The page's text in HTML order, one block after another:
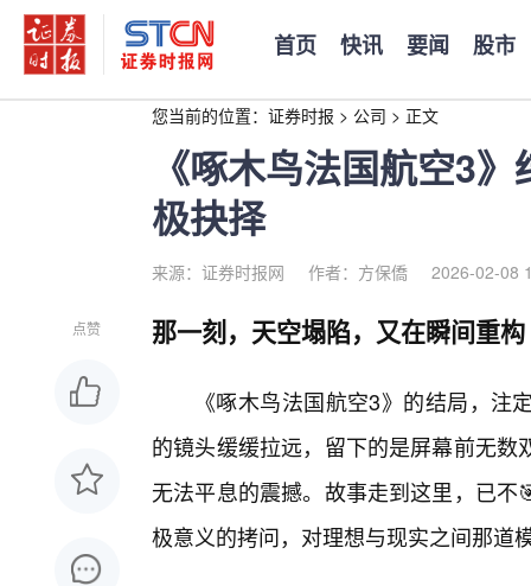
首页 快讯 要闻 股市
您当前的位置： 证券时报 > 公司 > 正文
《啄木鸟法国航空3
极抉择
来源：证券时报网 作者：方保僑 2026-02-08
点赞 那一刻，天空塌陷，又在瞬间重构
《啄木鸟法国航空3》的结局，
的镜头缓缓拉远，留下的是屏幕前无
无法平息的震撼。故事走到这里，已
极意义的拷问，对理想与现实之间那道